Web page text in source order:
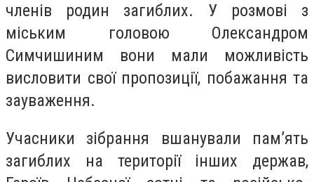
членів родин загиблих. У розмові з
міським головою Олександром
Симчишиним вони мали можливість
висловити свої пропозиції, побажання та
зауваження.
Учасники зібрання вшанували пам’ять
загиблих на території інших держав,